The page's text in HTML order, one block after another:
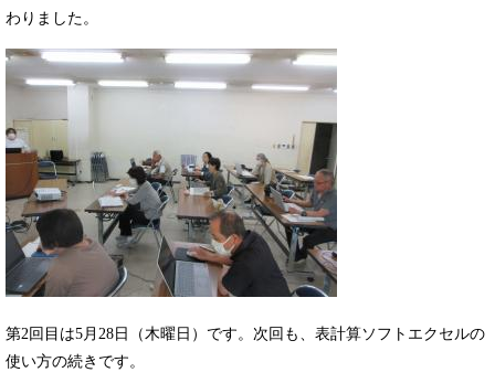
わりました。
第2回目は5月28日（木曜日）です。次回も、表計算ソフトエクセルの
使い方の続きです。